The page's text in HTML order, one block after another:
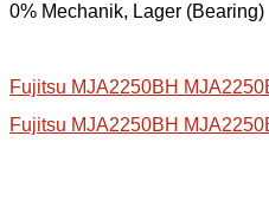
0% Mechanik, Lager (Bearing)
Fujitsu MJA2250BH
Fujitsu MJA2250BH